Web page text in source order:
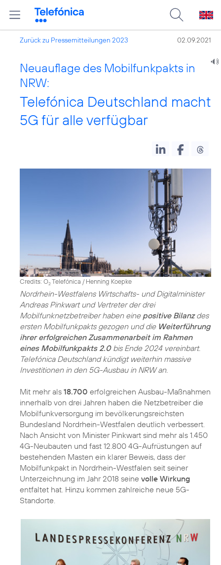
Zurück zu Pressemitteilungen 2023 02.09.2021
Neuauflage des Mobilfunkpakts in
NRW:
Telefónica Deutschland macht
5G für alle verfügbar
Credits: O2Telefónica / Henning Koepke
Nordrhein-Westfalens Wirtschafts- und Digitalminister
Andreas Pinkwart und Vertreter der drei
Mobilfunknetzbetreiber haben eine positive Bilanzdes
ersten Mobilfunkpakts gezogen und die Weiterführung
ihrer erfolgreichen Zusammenarbeit im Rahmen
eines Mobilfunkpakts 2.0bis Ende 2024 vereinbart.
Telefónica Deutschland kündigt weiterhin massive
Investitionen in den 5G-Ausbau in NRW an.
Mit mehr als 18.700 erfolgreichen Ausbau-Maßnahmen
innerhalb von drei Jahren haben die Netzbetreiber die
Mobilfunkversorgung im bevölkerungsreichsten
Bundesland Nordrhein-Westfalen deutlich verbessert.
Nach Ansicht von Minister Pinkwart sind mehr als 1.450
4G-Neubauten und fast 12.800 4G-Aufrüstungen auf
bestehenden Masten ein klarer Beweis, dass der
Mobilfunkpakt in Nordrhein-Westfalen seit seiner
Unterzeichnung im Jahr 2018 seine volle Wirkung
entfaltet hat. Hinzu kommen zahlreiche neue 5G-
Standorte.